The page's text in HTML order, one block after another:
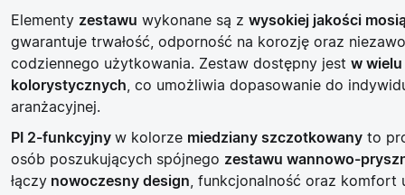
Elementy zestawu wykonane są z wysokiej jakości
gwarantuje trwałość, odporność na korozję oraz
codziennego użytkowania. Zestaw dostępny jest w
kolorystycznych , co umożliwia dopasowanie do
aranżacyjnej.
PI 2-funkcyjny w kolorze miedziany szczotkowany to
osób poszukujących spójnego zestawu wannowo-
łączy nowoczesny design , funkcjonalność oraz komfort